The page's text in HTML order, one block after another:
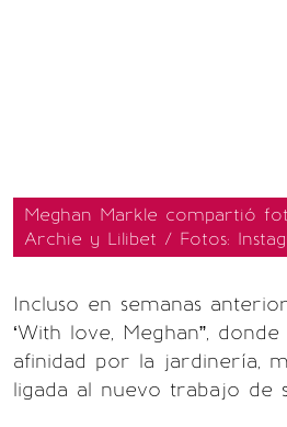
Meghan Markle compartió
Archie y Lilibet / Fotos:
Incluso en semanas
‘With love, Meghan”,
afinidad por la jardinería,
ligada al nuevo trabajo de